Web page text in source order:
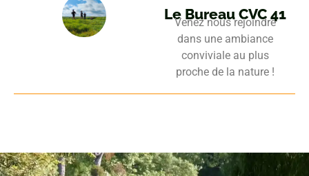
Le Bureau CVC 41
Venez nous rejoindre
dans une ambiance
conviviale au plus
proche de la nature !